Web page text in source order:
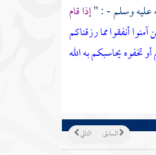
عليه وسلم - : "إذا قام
آمنوا أنفقوا مما رزقناكم
تخفوه يحاسبكم به الله
التالي السابق